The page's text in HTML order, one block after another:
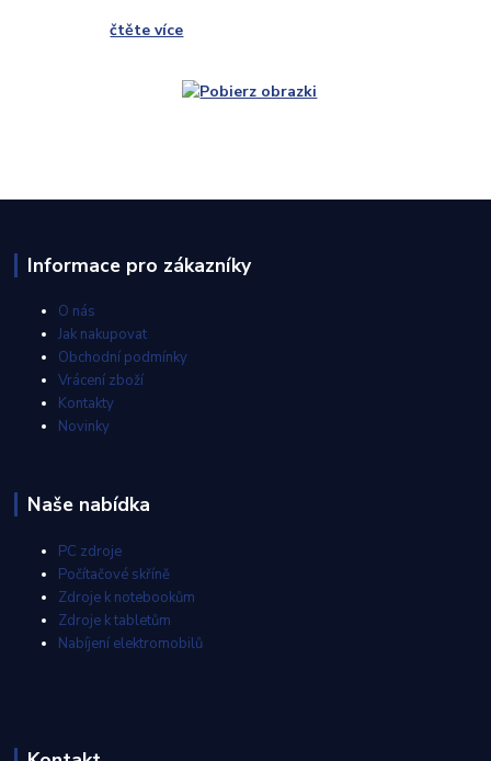
čtěte více
Informace pro zákazníky
O nás
Jak nakupovat
Obchodní podmínky
Vrácení zboží
Kontakty
Novinky
Naše nabídka
PC zdroje
Počítačové skříně
Zdroje k notebookům
Zdroje k tabletům
Nabíjení elektromobilů